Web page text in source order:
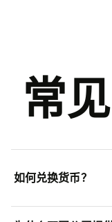
常
如何兑换货币？